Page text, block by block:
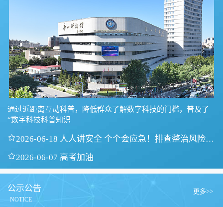
通过近距离互动科普，降低群众了解数字科技的门槛，普及了
“数字科技科普知识
2026-06-18 人人讲安全 个个会应急！排查整治风险隐
2026-06-07 高考加油
公示公告
NOTICE
更多>>